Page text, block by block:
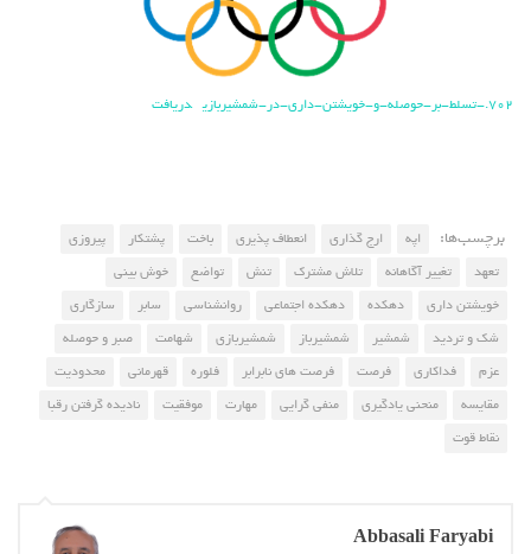
702.-تسلط-بر-حوصله-و-خویشتن-داری-در-شمشیربازی دریافت
برچسب‌ها: اپه ارج گذاری انعطاف پذیری باخت پشتکار
پیروزی
تعهد
تغییر آگاهانه تلاش مشترک تنش تواضع
خوش بینی
خویشتن داری
دهکده دهکده اجتماعی روانشناسی سابر
سازگاری
شک و تردید
شمشیر شمشیرباز شمشیربازی شهامت
صبر و حوصله
عزم
فداکاری فرصت فرصت های نابرابر فلوره قهرمانی
محدودیت
مقایسه
منحنی یادگیری منفی گرایی مهارت موفقیت
نادیده گرفتن رقبا
نقاط قوت
Abbasali Faryabi